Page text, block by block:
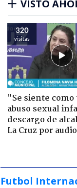
VISTO
320
visitas
"Se siente
abuso sexual
descargo de
La Cruz por
Futbol